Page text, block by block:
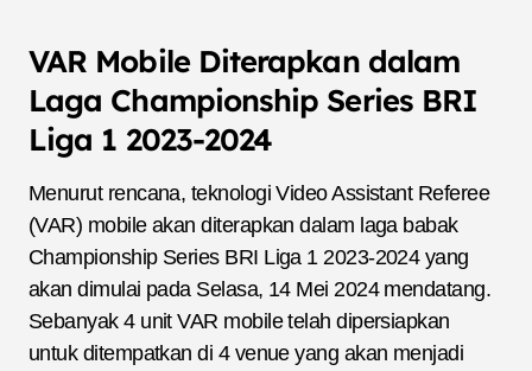
VAR Mobile Diterapkan dalam
Laga Championship Series BRI
Liga 1 2023-2024
Menurut rencana, teknologi Video Assistant Referee
(VAR) mobile akan diterapkan dalam laga babak
Championship Series BRI Liga 1 2023-2024 yang
akan dimulai pada Selasa, 14 Mei 2024 mendatang.
Sebanyak 4 unit VAR mobile telah dipersiapkan
untuk ditempatkan di 4 venue yang akan menjadi